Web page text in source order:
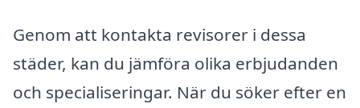
Genom att kontakta revisorer i dessa
städer, kan du jämföra olika erbjudanden
och specialiseringar. När du söker efter en